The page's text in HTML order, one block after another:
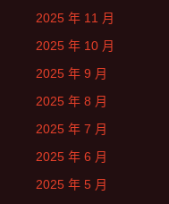
2025 年 11 月
2025 年 10 月
2025 年 9 月
2025 年 8 月
2025 年 7 月
2025 年 6 月
2025 年 5 月